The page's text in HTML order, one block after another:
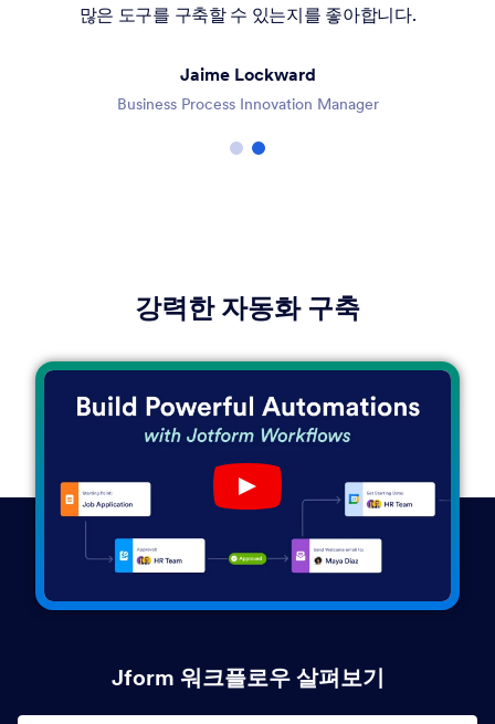
많은 도구를 구축할 수 있는지를 좋아합니다.
Jaime Lockward
Business Process Innovation Manager
강력한 자동화 구축
Play YouTube Video
Jform 워크플로우 살펴보기